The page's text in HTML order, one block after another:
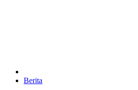
Berita